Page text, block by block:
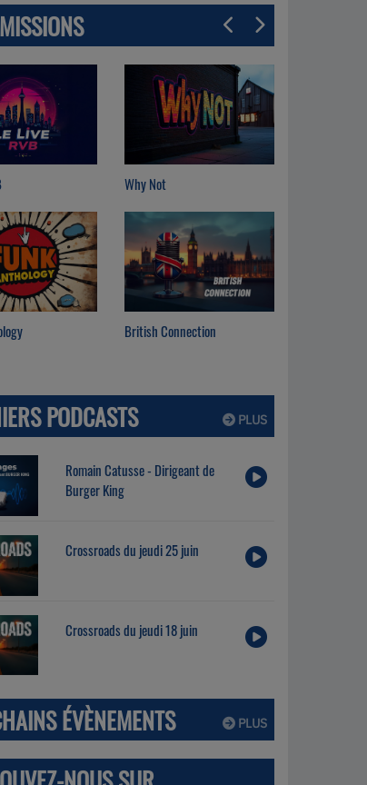
Ces années là
Michel Pruvot Accordéon
PLUS
PODCASTS
Romain Catusse - Dirigeant de
Burger King
Crossroads du jeudi 25 juin
Crossroads du jeudi 18 juin
PLUS
ÉVÈNEMENTS